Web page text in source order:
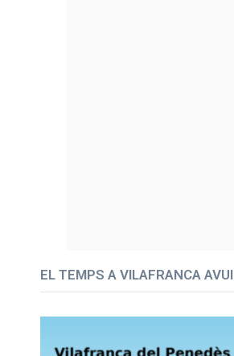
EL TEMPS A VILAFRANCA AVUI